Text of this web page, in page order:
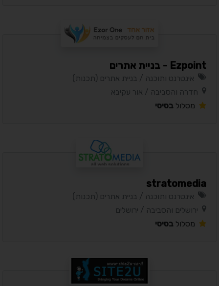
Ezpoint - בניית אתרים
אינטרנט ותוכנה / בניית אתרים (תכנות)
חדרה והסביבה / אור עקיבא
מסלול בסיסי
stratomedia
אינטרנט ותוכנה / בניית אתרים (תכנות)
ירושלים והסביבה / ירושלים
מסלול בסיסי